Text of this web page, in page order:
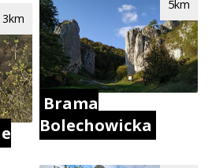
3km
Brama
Bolechowicka
5km